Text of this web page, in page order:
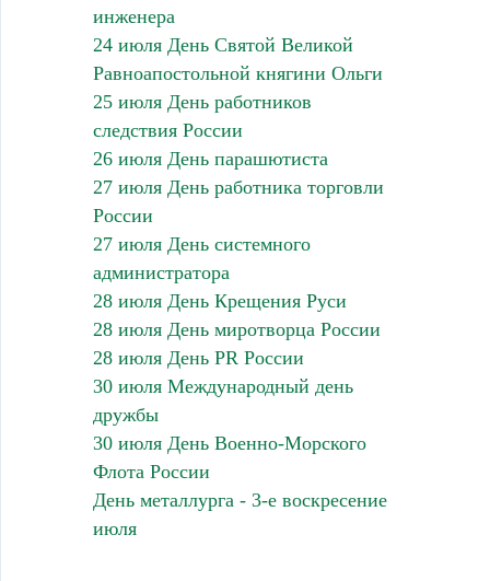
инженера
24 июля День Святой Великой
Равноапостольной княгини Ольги
25 июля День работников
следствия России
26 июля День парашютиста
27 июля День работника торговли
России
27 июля День системного
администратора
28 июля День Крещения Руси
28 июля День миротворца России
28 июля День PR России
30 июля Международный день
дружбы
30 июля День Военно-Морского
Флота России
День металлурга - 3-е воскресение
июля